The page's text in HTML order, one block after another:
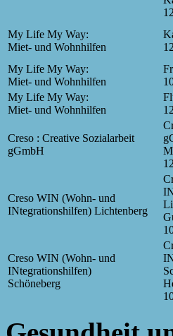
My Life My Way:
Miet- und Wohnhilfen
My Life My Way:
Miet- und Wohnhilfen
My Life My Way:
Miet- und Wohnhilfen
Creso : Creative Sozialarbeit
gGmbH
Creso WIN (Wohn- und
INtegrationshilfen) Lichtenberg
Creso WIN (Wohn- und
INtegrationshilfen)
Schöneberg